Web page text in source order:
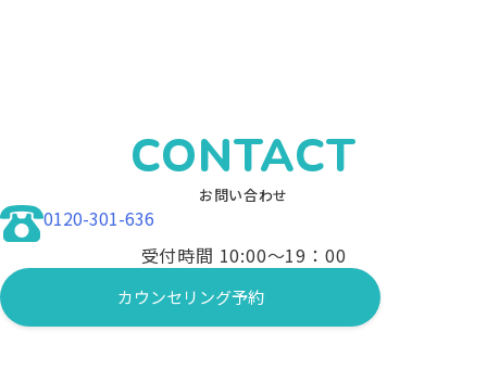
CONTACT
お問い合わせ
0120-301-636
受付時間 10:00〜19：00
カウンセリング予約